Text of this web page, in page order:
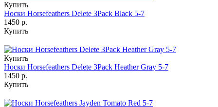
Купить
Носки Horsefeathers Delete 3Pack Black 5-7
1450 р.
Купить
Купить
Носки Horsefeathers Delete 3Pack Heather Gray 5-7
1450 р.
Купить